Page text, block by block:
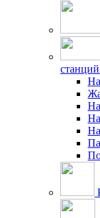
станций